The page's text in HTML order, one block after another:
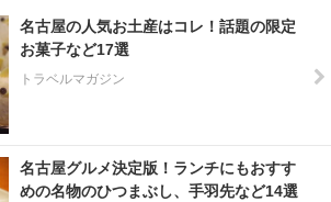
名古屋の人気お土産はコレ！話題の限定
お菓子など17選
トラベルマガジン
名古屋グルメ決定版！ランチにもおすす
めの名物のひつまぶし、手羽先など14選